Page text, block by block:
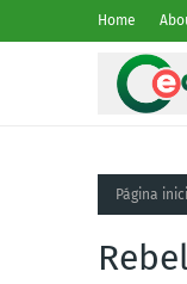
Home
Página